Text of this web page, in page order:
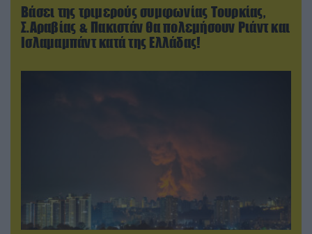
Βάσει της τριμερούς συμφωνίας Τουρκίας,
Σ.Αραβίας & Πακιστάν θα πολεμήσουν Ριάντ και
Ισλαμαμπάντ κατά της Ελλάδας!